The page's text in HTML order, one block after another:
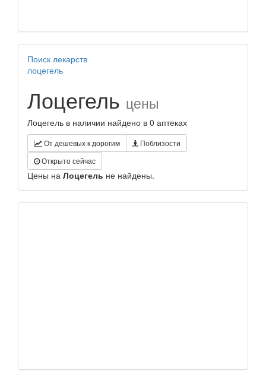
Поиск лекарств
лоцегель
Лоцегель цены
Лоцегель в наличии найдено в 0 аптеках
От дешевых к дорогим
Поблизости
Открыто сейчас
Цены на Лоцегель не найдены.